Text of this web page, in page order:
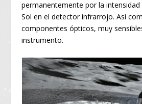
permanentemente por la intensidad
Sol en el detector infrarrojo. Así
componentes ópticos, muy
instrumento.